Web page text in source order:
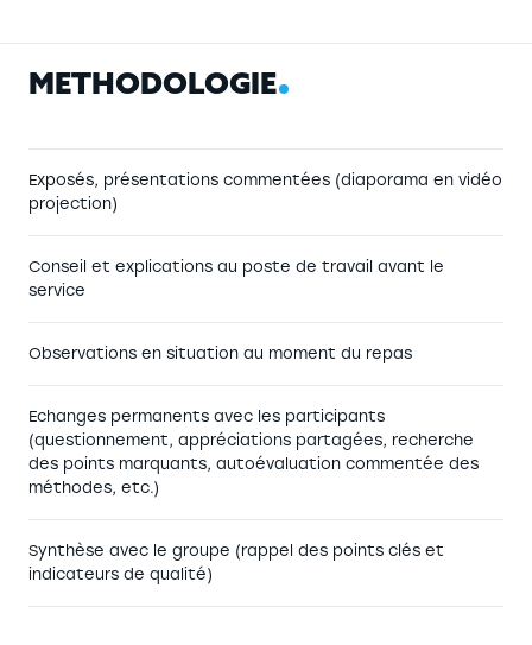
MÉTHODOLOGIE
Exposés, présentations commentées (diaporama en vidéo
projection)
Conseil et explications au poste de travail avant le
service
Observations en situation au moment du repas
Echanges permanents avec les participants
(questionnement, appréciations partagées, recherche
des points marquants, autoévaluation commentée des
méthodes, etc.)
Synthèse avec le groupe (rappel des points clés et
indicateurs de qualité)